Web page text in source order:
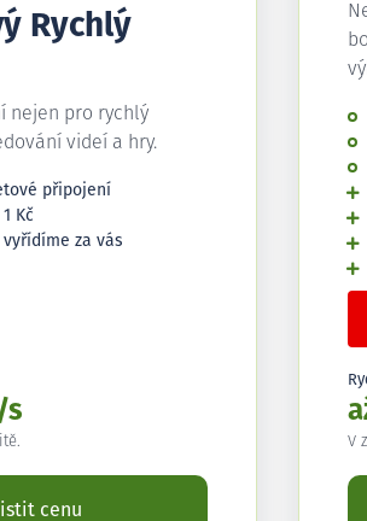
Rychlý
nejen pro rychlý
videí a hry.
připojení
Kč
vyřídíme za vás
s
cenu
V